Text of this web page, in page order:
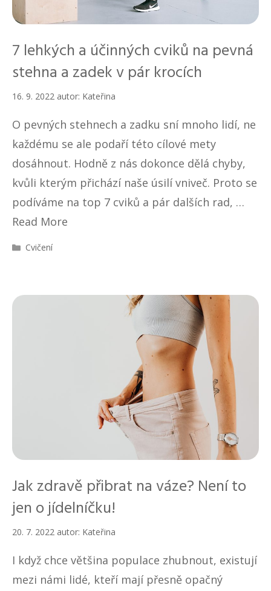
7 lehkých a účinných cviků na pevná
stehna a zadek v pár krocích
16. 9. 2022 autor: Kateřina
O pevných stehnech a zadku sní mnoho lidí, ne
každému se ale podaří této cílové mety
dosáhnout. Hodně z nás dokonce dělá chyby,
kvůli kterým přichází naše úsilí vniveč. Proto se
podíváme na top 7 cviků a pár dalších rad, …
Read More
R
i
Cvičení
Jak zdravě přibrat na váze? Není to
jen o jídelníčku!
20. 7. 2022 autor: Kateřina
I když chce většina populace zhubnout, existují
mezi námi lidé, kteří mají přesně opačný